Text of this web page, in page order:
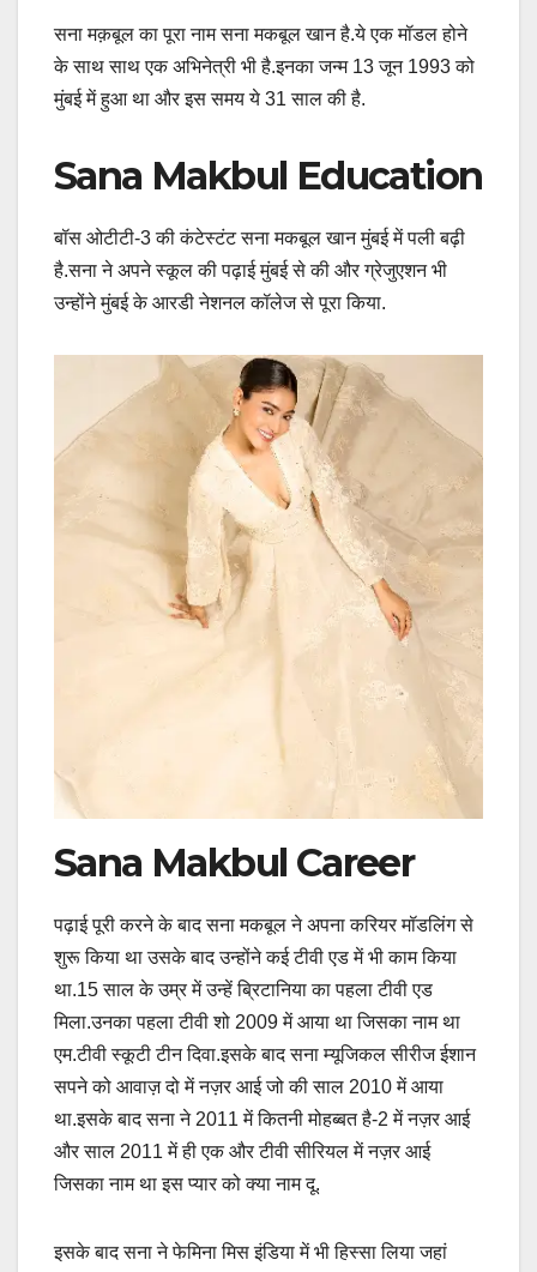
सना मक़बूल का पूरा नाम सना मकबूल खान है.ये एक मॉडल होने
के साथ साथ एक अभिनेत्री भी है.इनका जन्म 13 जून 1993 को
मुंबई में हुआ था और इस समय ये 31 साल की है.
Sana Makbul Education
बॉस ओटीटी-3 की कंटेस्टंट सना मकबूल खान मुंबई में पली बढ़ी
है.सना ने अपने स्कूल की पढ़ाई मुंबई से की और ग्रेजुएशन भी
उन्होंने मुंबई के आरडी नेशनल कॉलेज से पूरा किया.
Sana Makbul Career
पढ़ाई पूरी करने के बाद सना मकबूल ने अपना करियर मॉडलिंग से
शुरू किया था उसके बाद उन्होंने कई टीवी एड में भी काम किया
था.15 साल के उम्र में उन्हें ब्रिटानिया का पहला टीवी एड
मिला.उनका पहला टीवी शो 2009 में आया था जिसका नाम था
एम.टीवी स्कूटी टीन दिवा.इसके बाद सना म्यूजिकल सीरीज ईशान
सपने को आवाज़ दो में नज़र आई जो की साल 2010 में आया
था.इसके बाद सना ने 2011 में कितनी मोहब्बत है-2 में नज़र आई
और साल 2011 में ही एक और टीवी सीरियल में नज़र आई
जिसका नाम था इस प्यार को क्या नाम दू.
इसके बाद सना ने फेमिना मिस इंडिया में भी हिस्सा लिया जहां